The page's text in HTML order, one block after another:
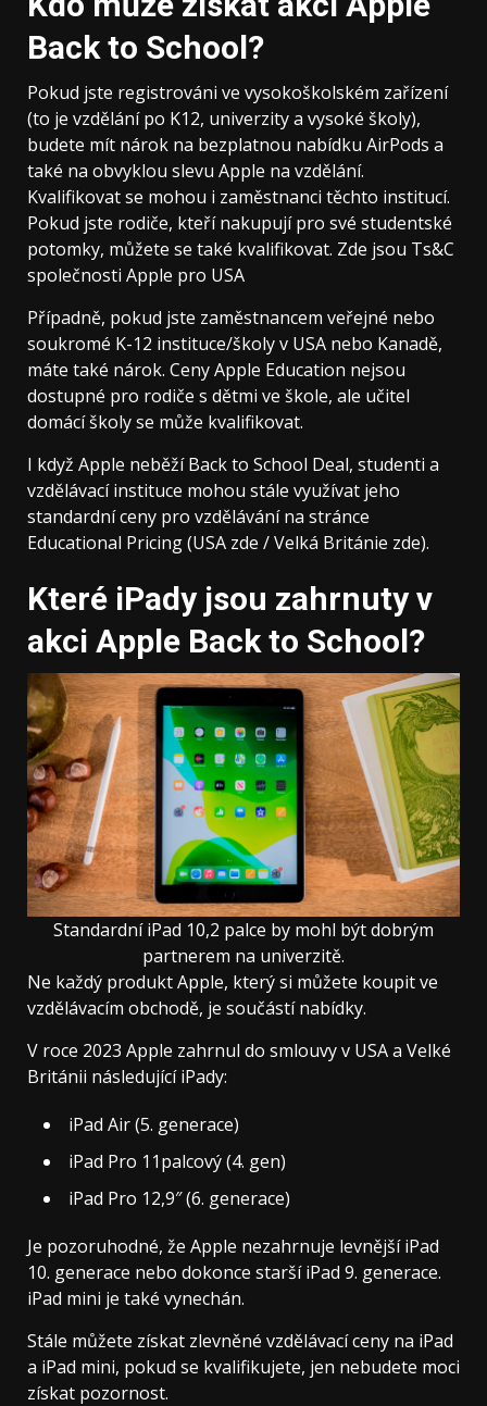
Back to School?
Pokud jste registrováni ve vysokoškolském zařízení
(to je vzdělání po K12, univerzity a vysoké školy),
budete mít nárok na bezplatnou nabídku AirPods a
také na obvyklou slevu Apple na vzdělání.
Kvalifikovat se mohou i zaměstnanci těchto institucí.
Pokud jste rodiče, kteří nakupují pro své studentské
potomky, můžete se také kvalifikovat. Zde jsou Ts&C
společnosti Apple pro USA
Případně, pokud jste zaměstnancem veřejné nebo
soukromé K-12 instituce/školy v USA nebo Kanadě,
máte také nárok. Ceny Apple Education nejsou
dostupné pro rodiče s dětmi ve škole, ale učitel
domácí školy se může kvalifikovat.
I když Apple neběží Back to School Deal, studenti a
vzdělávací instituce mohou stále využívat jeho
standardní ceny pro vzdělávání na stránce
Educational Pricing (USA zde / Velká Británie zde).
Které iPady jsou zahrnuty v
akci Apple Back to School?
Standardní iPad 10,2 palce by mohl být dobrým
partnerem na univerzitě.
Ne každý produkt Apple, který si můžete koupit ve
vzdělávacím obchodě, je součástí nabídky.
V roce 2023 Apple zahrnul do smlouvy v USA a Velké
Británii následující iPady:
iPad Air (5. generace)
iPad Pro 11palcový (4. gen)
iPad Pro 12,9″ (6. generace)
Je pozoruhodné, že Apple nezahrnuje levnější iPad
10. generace nebo dokonce starší iPad 9. generace.
iPad mini je také vynechán.
Stále můžete získat zlevněné vzdělávací ceny na iPad
a iPad mini, pokud se kvalifikujete, jen nebudete moci
získat pozornost.